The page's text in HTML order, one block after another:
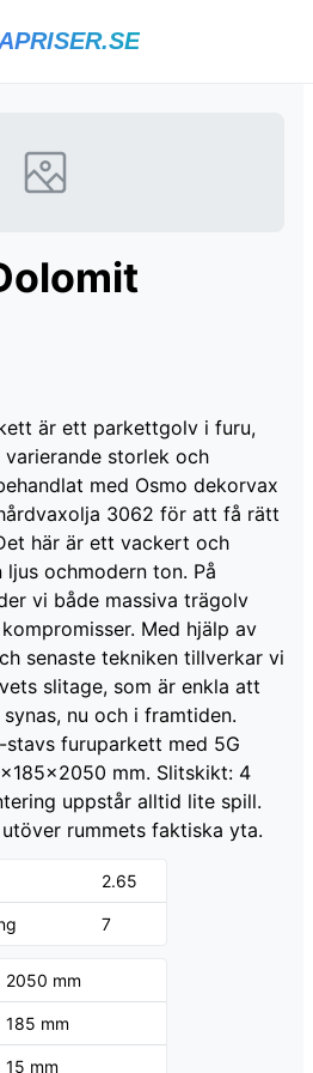
är ett parkettgolv i furu,
storlek och
med Osmo dekorvax
3062 för att få rätt
här är ett vackert och
ochmodern ton. På
vi både massiva trägolv
Med hjälp av
senaste tekniken tillverkar vi
slitage, som är enkla att
nu och i framtiden.
stavs furuparkett med 5G
mm. Slitskikt: 4
uppstår alltid lite spill.
rummets faktiska yta.
2.65
7
2050 mm
185 mm
15 mm